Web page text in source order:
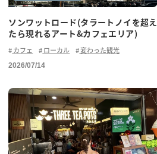
ソンワットロード(タラートノイを超え
たら現れるアート&カフェエリア)
カフェ ローカル 変わった観光
2026/07/14